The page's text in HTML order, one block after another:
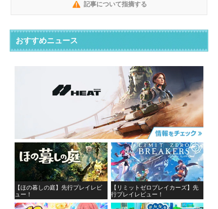
記事について指摘する
おすすめニュース
【ほの暮しの庭】先行プレイレビ
ュー！
【リミットゼロブレイカーズ】先
行プレイレビュー！